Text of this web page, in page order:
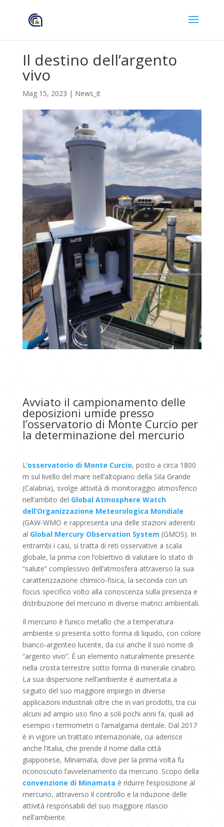
Il destino dell’argento
vivo
Mag 15, 2023 | News_it
Avviato il campionamento delle
deposizioni umide presso
l’osservatorio di Monte Curcio per
la determinazione del mercurio
L’osservatorio di Monte Curcio, posto a circa 1800
m sul livello del mare nell’altopiano della Sila Grande
(Calabria), svolge attività di monitoraggio atmosferico
nell’ambito del Global Atmosphere Watch
dell’Organizzazione Meteorologica Mondiale
(GAW-WMO e rappresenta una delle stazioni aderenti
al Global Mercury Observation System (GMOS). In
entrambi i casi, si tratta di reti osservative a scala
globale, la prima con l’obiettivo di valutare lo stato di
“salute” complessivo dell’atmosfera attraverso la sua
caratterizzazione chimico-fisica, la seconda con un
focus specifico volto alla conoscenza sulla presenza e
distribuzione del mercurio in diverse matrici ambientali.
Il mercurio è l’unico metallo che a temperatura
ambiente si presenta sotto forma di liquido, con colore
bianco-argenteo lucente, da cui anche il suo nome di
“argento vivo”. È un elemento naturalmente presente
nella crosta terrestre sotto forma di minerale cinabro.
La sua dispersione nell’ambiente è aumentata a
seguito del suo maggiore impiego in diverse
applicazioni industriali oltre che in vari prodotti, tra cui
alcuni ad ampio uso fino a soli pochi anni fa, quali ad
esempio i termometri o l’amalgama dentale. Dal 2017
è in vigore un trattato internazionale, cui aderisce
anche l’Italia, che prende il nome dalla città
giapponese, Minamata, dove per la prima volta fu
riconosciuto l’avvelenamento da mercurio. Scopo della
convenzione di Minamata è ridurre l’esposizione al
mercurio, attraverso il controllo e la riduzione delle
attività responsabili del suo maggiore rilascio
nell’ambiente.